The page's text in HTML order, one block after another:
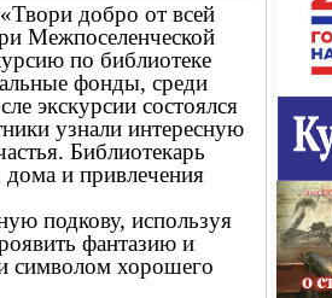
добро от всей
Межпоселенческой
по библиотеке
фонды, среди
экскурсии состоялся
узнали интересную
Библиотекарь
дома и привлечения
подкову, используя
фантазию и
символом хорошего